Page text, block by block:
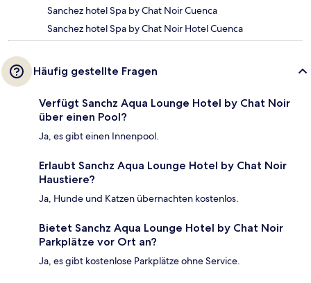
Sanchez hotel Spa by Chat Noir Cuenca
Sanchez hotel Spa by Chat Noir Hotel Cuenca
Häufig gestellte Fragen
Verfügt Sanchz Aqua Lounge Hotel by Chat Noir
über einen Pool?
Ja, es gibt einen Innenpool.
Erlaubt Sanchz Aqua Lounge Hotel by Chat Noir
Haustiere?
Ja, Hunde und Katzen übernachten kostenlos.
Bietet Sanchz Aqua Lounge Hotel by Chat Noir
Parkplätze vor Ort an?
Ja, es gibt kostenlose Parkplätze ohne Service.